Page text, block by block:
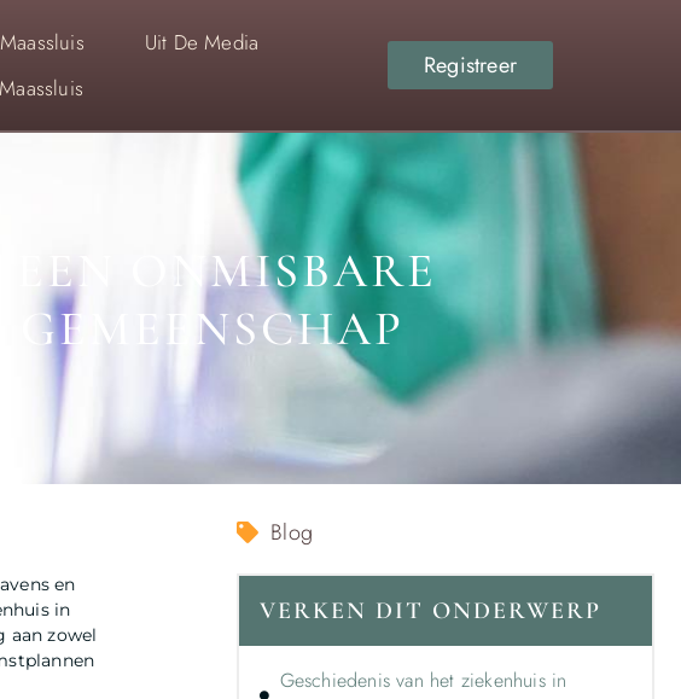
Uit De Media
Registreer
ONMISBARE
en
in
aan zowel
Blog
VERKEN DIT ONDERWERP
Geschiedenis van het ziekenhuis in